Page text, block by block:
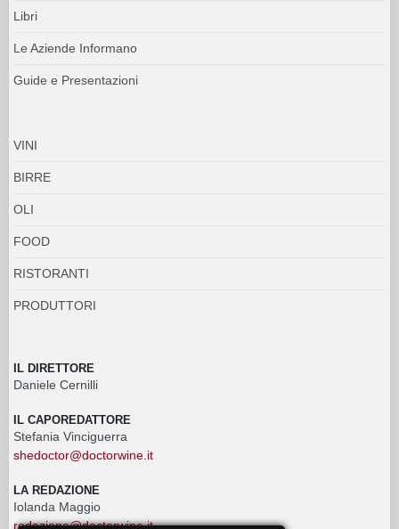
Libri
Le Aziende Informano
Guide e Presentazioni
VINI
BIRRE
OLI
FOOD
RISTORANTI
PRODUTTORI
IL DIRETTORE
Daniele Cernilli
IL CAPOREDATTORE
Stefania Vinciguerra
shedoctor@doctorwine.it
LA REDAZIONE
Iolanda Maggio
redazione@doctorwine.it